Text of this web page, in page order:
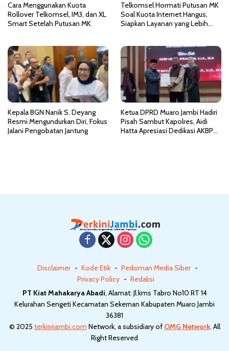
Cara Menggunakan Kuota
Rollover Telkomsel, IM3, dan XL
Smart Setelah Putusan MK
Telkomsel Hormati Putusan MK
Soal Kuota Internet Hangus,
Siapkan Layanan yang Lebih
Kepala BGN Nanik S. Deyang
Resmi Mengundurkan Diri, Fokus
Jalani Pengobatan Jantung
Ketua DPRD Muaro Jambi Hadiri
Pisah Sambut Kapolres, Aidi
Hatta Apresiasi Dedikasi AKBP
Disclaimer Kode Etik
Pedoman Media Siber
Privacy Policy
Redaksi
PT Kiat Mahakarya Abadi, Alamat: Jl.kms Tabro No10 RT 14
Kelurahan Sengeti Kecamatan Sekernan Kabupaten Muaro Jambi
36381
© 2025 terkinijambi.com Network, a subsidiary of OMG Network. All
Right Reserved